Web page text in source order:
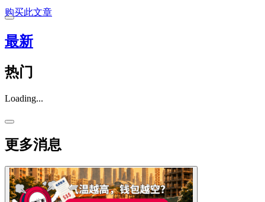
购买此文章
最新
热门
Loading...
更多消息